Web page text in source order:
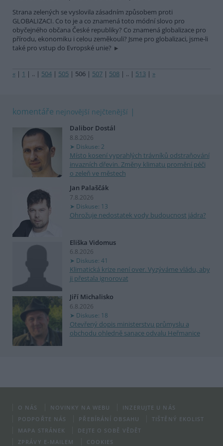
Strana zelených se vyslovila zásadním způsobem proti
GLOBALIZACI. Co to je a co znamená toto módní slovo pro
obyčejného občana České republiky? Co znamená globalizace pro
přírodu, ekonomiku i celou zeměkouli? Jsme pro globalizaci, jsme-li
také pro vstup do Evropské unie?
« | 1 | .. | 504 | 505 | 506 | 507 | 508 | .. | 513 | »
komentáře nejnovější nejčtenější
Dalibor Dostál
8.8.2026
Diskuse: 2
Místo kosení vyprahlých trávníků odstraňování
invazních dřevin. Změny klimatu promění péči
o zeleň ve městech
Jan Palaščák
7.8.2026
Diskuse: 13
Ohrožuje nedostatek vody budoucnost jádra?
Eliška Vidomus
6.8.2026
Diskuse: 41
Klimatická krize není over. Vyzýváme vládu, aby
ji přestala ignorovat
Jiří Michalisko
6.8.2026
Diskuse: 18
Otevřený dopis ministerstvu průmyslu a
obchodu ohledně sanace odvalu Heřmanice
O NÁS NOVINKY NA WEBU
INZERUJTE U NÁS
PODPOŘTE NÁS
PŘEBÍRÁNÍ OBSAHU
TIŠTĚNÝ EKOLIST
MAPA STRÁNEK
DEJTE O SOBĚ VĚDĚT
ZPRÁVY E-MAILEM
COOKIES